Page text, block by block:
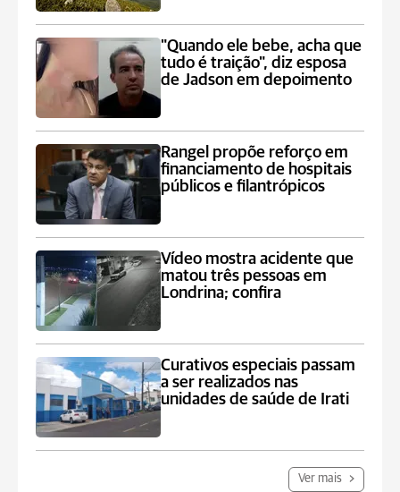
"Quando ele bebe, acha que
tudo é traição", diz esposa
de Jadson em depoimento
Rangel propõe reforço em
financiamento de hospitais
públicos e filantrópicos
Vídeo mostra acidente que
matou três pessoas em
Londrina; confira
Curativos especiais passam
a ser realizados nas
unidades de saúde de Irati
Ver mais